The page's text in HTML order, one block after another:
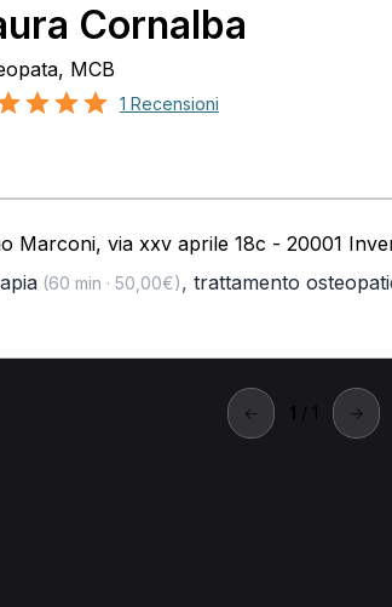
Cornalba
MCB
1 Recensioni
Marconi, via xxv aprile 18c - 20001
(60 min · 50,00€), trattamento
← 1 / 1 →